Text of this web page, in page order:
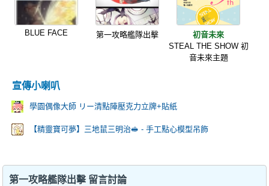
BLUE FACE 第一攻略艦隊出擊
初音未來
STEAL THE SHOW 初
音未來主題
宣傳小喇叭
學園偶像大師 リー清點陣壓克力立牌+貼紙
【精靈寶可夢】三地鼠三明治🥪 - 手工點心模型吊飾
第一攻略艦隊出擊 留言討論